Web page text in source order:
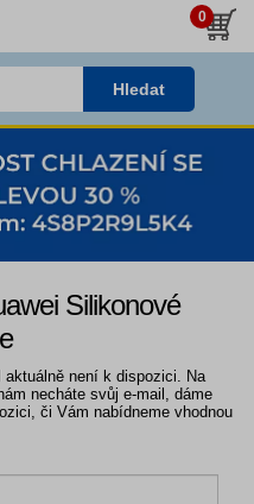
0
Hledat
Silikonové
aktuálně není k dispozici. Na
necháte svůj e-mail, dáme
či Vám nabídneme vhodnou